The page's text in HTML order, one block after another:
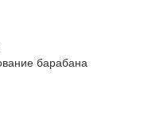
барабана